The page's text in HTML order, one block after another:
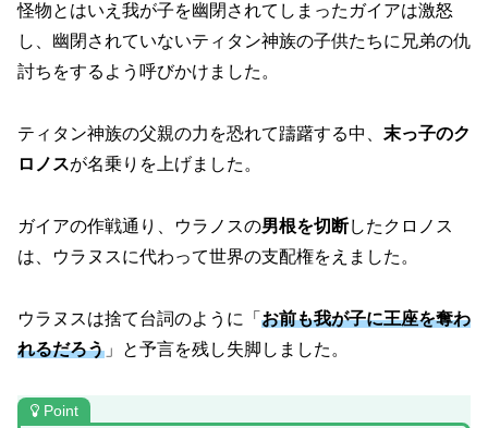
怪物とはいえ我が子を幽閉されてしまったガイアは激怒
し、幽閉されていないティタン神族の子供たちに兄弟の仇
討ちをするよう呼びかけました。
ティタン神族の父親の力を恐れて躊躇する中、 末っ子のク
ロノスが名乗りを上げました。
ガイアの作戦通り、ウラノスの男根を切断したクロノス
は、ウラヌスに代わって世界の支配権をえました。
ウラヌスは捨て台詞のように「 お前も我が子に王座を奪わ
れるだろう 」と予言を残し失脚しました。
Point